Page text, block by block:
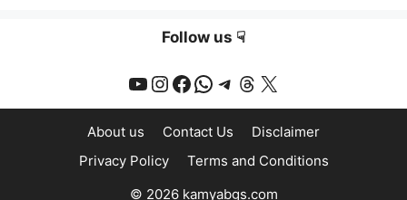
Follow us ☟
YouTube
Instagram
Facebook
WhatsApp
Telegram
Threads
X
About us Contact Us
Disclaimer
Privacy Policy
Terms and Conditions
© 2026 kamyabgs.com